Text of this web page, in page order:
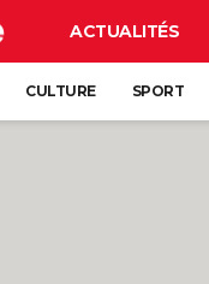
ACTUALITÉS
CULTURE SPORT